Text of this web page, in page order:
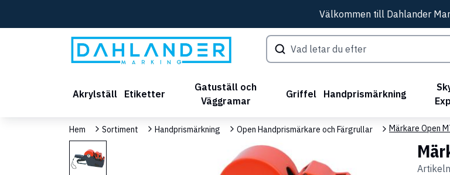
Välkommen till Dahlander
Akrylställ Etiketter
Gatuställ och
Väggramar
Griffel Handprismärkning
Hem Sortiment Handprismärkning Open Handprismärkare och Färgrullar Märkare Open